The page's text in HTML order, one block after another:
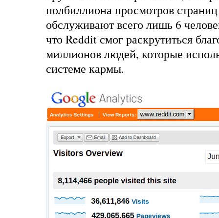
полбиллиона просмотров
обслуживают всего лишь6
что Reddit смог раскрутиться
миллионов людей, которые
системе кармы.